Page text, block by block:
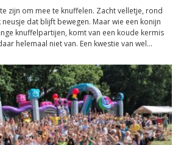
zijn om mee te knuffelen. Zacht velletje, rond
dat blijft bewegen. Maar wie een konijn
knuffelpartijen, komt van een koude kermis
helemaal niet van. Een kwestie van wel...